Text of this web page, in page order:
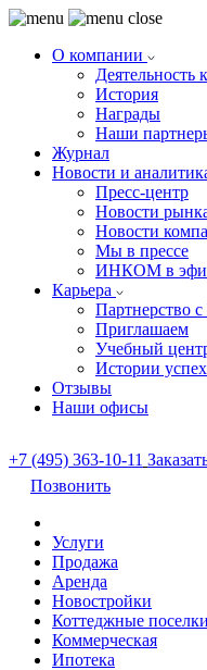
О компании
Деятельность
История
Награды
Наши
Журнал
Новости и
Пресс-центр
Новости
Новости
Мы в прессе
ИНКОМ в
Карьера
Приглашаем
Учебный
Истории
Отзывы
Наши офисы
+7 (495) 363-10-11
Позвонить
Услуги
Продажа
Аренда
Новостройки
Коттеджные поселки
Коммерческая
Ипотека